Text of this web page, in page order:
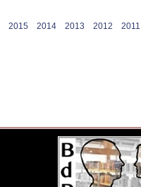
2015 2014 2013 2012 2011